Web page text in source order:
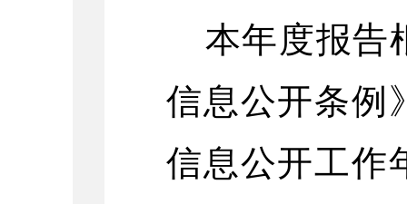
本年度报告
信息公开条例
信息公开工作